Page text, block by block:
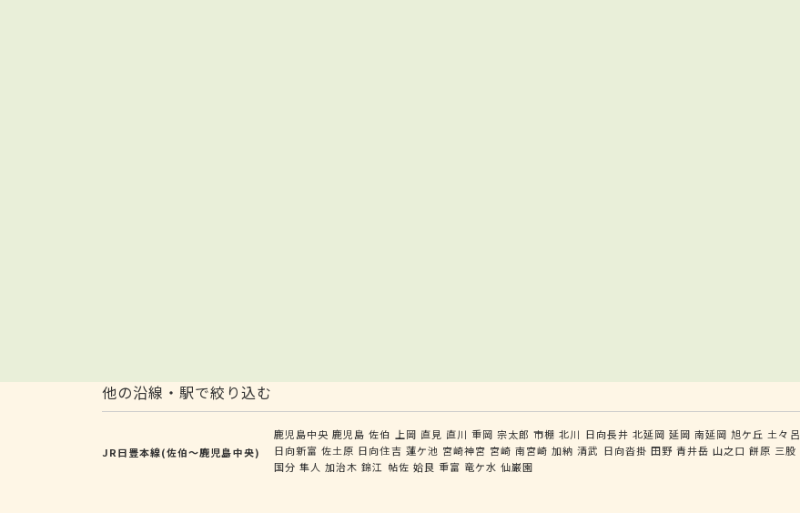
他の沿線・駅で絞り込む
JR日豊本線(佐伯～鹿児島中央)
鹿児島中央 鹿児島 佐伯 上岡 直見 直川 重岡 宗太郎 市棚 北川 日向長井 北延岡 延岡 南延岡 旭ケ丘 土々呂
日向新富 佐土原 日向住吉 蓮ケ池 宮崎神宮 宮崎 南宮崎 加納 清武 日向沓掛 田野 青井岳 山之口 餅原 三股
国分 隼人 加治木 錦江 帖佐 姶良 重富 竜ケ水 仙巌園